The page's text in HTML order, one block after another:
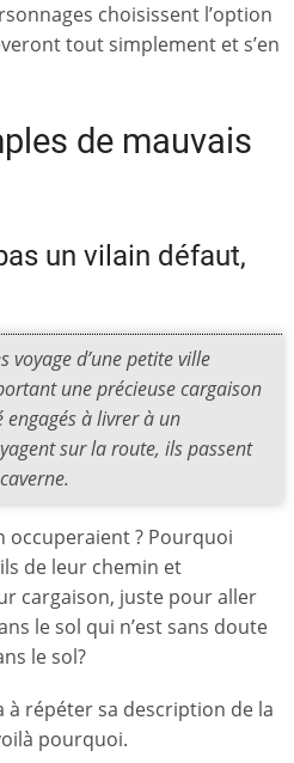
choisissent l’option
tout simplement et s’en
de mauvais
un vilain défaut,
voyage d’une petite ville
une précieuse cargaison
engagés à livrer à un
sur la route, ils passent
occuperaient ? Pourquoi
de leur chemin et
cargaison, juste pour aller
le sol qui n’est sans doute
le sol?
à répéter sa description de la
pourquoi.